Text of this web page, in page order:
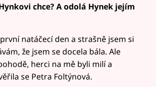
chce? A odolá Hynek jejím
natáčecí den a strašně jsem si
že jsem se docela bála. Ale
herci na mě byli milí a
se Petra Foltýnová.